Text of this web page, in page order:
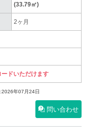
(33.79㎡)
2ヶ月
ドいただけます
年07月24日
問い合わせ